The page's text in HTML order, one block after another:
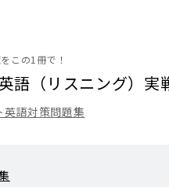
この1冊で！
語（リスニング）
語対策問題集